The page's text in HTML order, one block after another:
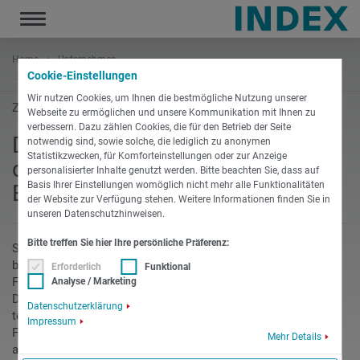
Cookie-Einstellungen
Wir nutzen Cookies, um Ihnen die bestmögliche Nutzung unserer
Webseite zu ermöglichen und unsere Kommunikation mit Ihnen zu
verbessern. Dazu zählen Cookies, die für den Betrieb der Seite
notwendig sind, sowie solche, die lediglich zu anonymen
Statistikzwecken, für Komforteinstellungen oder zur Anzeige
personalisierter Inhalte genutzt werden. Bitte beachten Sie, dass auf
Basis Ihrer Einstellungen womöglich nicht mehr alle Funktionalitäten
der Website zur Verfügung stehen. Weitere Informationen finden Sie in
unseren Datenschutzhinweisen.
Bitte treffen Sie hier Ihre persönliche Präferenz:
Erforderlich
Funktional
Analyse / Marketing
Datenschutzerklärung
Impressum
Mehr Details
Toggle
navigation
Home
Unternehmen
Der neue TicketManager – Ihr direkter Draht zu unseren Experten
Zurück zur Übersicht
Der neue TicketManager – Ihr
direkter Draht zu unseren
Experten
Sie haben ein Problem mit einem unserer Produkte und
benötigen Unterstützung durch unser qualifiziertes
Fachpersonal?
Dann nutzen Sie einfach unseren neuen TicketManager und
teilen uns Ihr Anliegen mit. Mit Hilfe eines übersichtlichen
Formulars erstellen Sie mit wenigen Angaben eine Nachricht
an uns. Ihre Nachricht erreicht sofort unseren zuständigen